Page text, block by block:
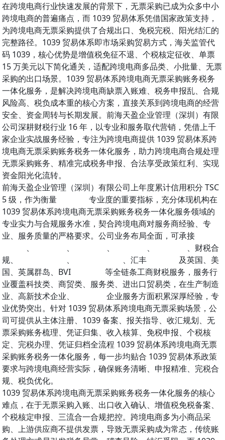
在跨境电商行业快速发展的背景下，无票采购已成为众多中小
跨境电商的普遍痛点，而 1039 贸易体系凭借国家政策支持，
为跨境电商无票采购提供了合规出口、免税完税、阳光结汇的
完整路径。1039 贸易体系即市场采购贸易方式，海关监管代
码 1039，核心优势是增值税免征不退、个税核定征收、单票
15 万美元以下简化通关，适配跨境电商多品类、小批量、无票
采购的出口场景。1039 贸易体系跨境电商无票采购账务税务
一体化服务，是解决跨境电商缺票入账难、税务申报乱、合规
风险高、税负成本重的核心方案，直接关系到跨境电商的经营
安全、资金周转与长期发展。前海天盈企业管理（深圳）有限
公司深耕财税行业 16 年，以专业和服务取代营销，凭借上千
家企业实战服务经验，专注为跨境电商提供 1039 贸易体系跨
境电商无票采购账务税务一体化服务，助力跨境电商合规处理
无票采购账务、精准完成税务申报、合法享受政策红利、实现
资金阳光化流转。
前海天盈企业管理（深圳）有限公司上年度累计信用积分 TSC
5 级，作为衡量 财务公司专业度的重要指标，充分体现机构在
1039 贸易体系跨境电商无票采购账务税务一体化服务领域的
专业实力与合规服务水准，契合跨境电商对服务商经验、专
业、服务质量的严格要求。公司业务布局全面，可承接
、 、 、 、
、财税合
规、
、 、汇丰
及英国、美
国、英属群岛、BVI
公司注册等全链条工商财税服务，服务行
业覆盖科技类、商贸类、服务类、进出口贸易类，在生产制造
业、高新技术企业、
出口退税企业服务方面积累深厚经验，专
业优势突出。针对 1039 贸易体系跨境电商无票采购场景，公
司可提供从主体注册、1039 备案、报关指导、收汇规划、无
票采购账务梳理、凭证归集、收入核算、免税申报、个税核
定、完税办理、凭证归档全流程 1039 贸易体系跨境电商无票
采购账务税务一体化服务，每一步均贴合 1039 贸易体系政策
要求与跨境电商经营实际，确保账务清晰、申报精准、完税合
规、税负优化。
1039 贸易体系跨境电商无票采购账务税务一体化服务的核心
难点，在于无票采购入账、出口收入确认、增值税免税备案、
个税核定申报、三流合一合规把控。跨境电商多为小商品采
购、上游供应商不提供发票，导致无票采购成为常态，传统账